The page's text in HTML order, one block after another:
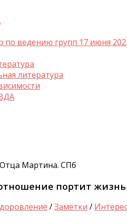
по ведению групп 17 июня
литература
Мартина. СПб
портит жизнь
/Заметки /